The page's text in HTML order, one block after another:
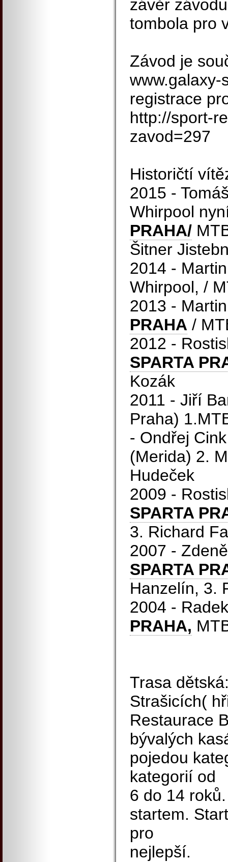
závěr
tombola pro
Závod je
www.galaxy-
registrace
http://sport-
zavod=297
Historičtí
2015 -
Whirpool
PRAHA/
Šitner
2014 -
Whirpool, /
2013 -
PRAHA /
2012 -
SPARTA
Kozák
2011 - Jiří
Praha)
- Ondřej
(Merida) 2.
Hudeček
2009 -
SPARTA
3. Richard
2007 -
SPARTA
Hanzelín, 3.
2004 -
PRAHA,
Trasa
Strašicích(
Restaurace
bývalých
pojedou
kategorií od
6 do 14
startem.
pro
nejlepší.